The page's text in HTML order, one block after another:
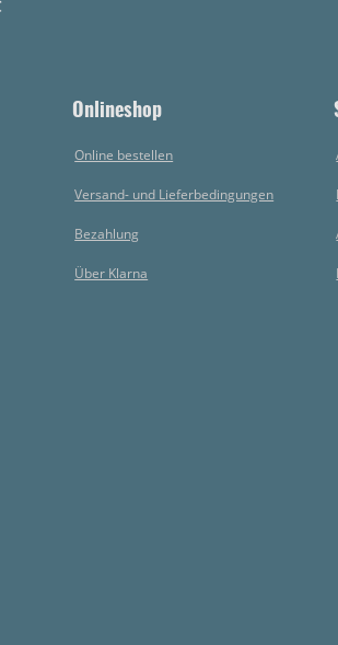
Onlineshop
Online bestellen
Versand- und Lieferbedingungen
Bezahlung
Über Klarna